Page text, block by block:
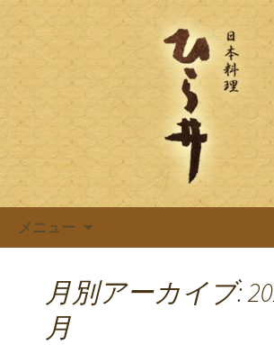
日本料理ひら井のブ
岐阜県岐阜市の日本料理
らい)」は創業明治6年。
る伝統と技を大切に、お
てなしをしております。
する、蕎麦屋の「吉照庵(
ん)」は、つなぎを一切使
麦を提供。
メニュー
月別アーカイブ:
月